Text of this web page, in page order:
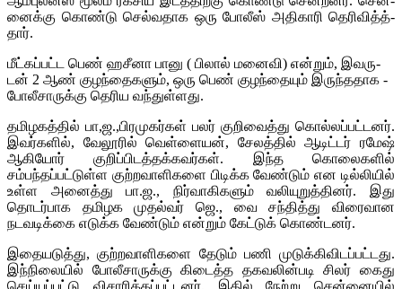
னைக்­கு ­கொண்­டு ­செல்­வ­தா­க ­ஒ­ரு ­போ­லீ­ஸ் ­அ­தி­கா­ரி ­தெ­­ரி­வித்த்­
தார்.
மீட்­கப்­­பட்­ட ­பெண் ­ஹ­சீ­னா ­பா­னு ( பி­லால் ­ம­னை­வி) ­என்­றும், இ­வ­ரு­
டன் 2 ஆண் ­கு­­ழந்­தை­க­ளும், ஒ­ரு ­பெண் ­கு­ழந்­தை­யும் ­இ­ருந்­­ததா­க ­
போ­லீ­சா­ருக்­கு ­தெ­ரி­ய ­வந்­துள்­ள­து.
தமிழகத்தில் பா,ஜ.,பிரமுகர்கள் பலர் குறிவைத்து கொல்லப்பட்டனர்.
இவர்களில், வேலூரில் வெள்ளையன், சேலத்தில் ஆடிட்டர் ரமேஷ்
ஆகியோர் குறிப்பிடத்தக்கவர்கள். இந்த கொலைகளில்
சம்பந்தப்பட்டுள்ள குற்றவாளிகளை பிடிக்க வேண்டும் என டில்லியில்
உள்ள அனைத்து பா.ஜ., நிர்வாகிகளும் வலியுறுத்தினர். இது
தொடர்பாக தமிழக முதல்வர் ஜெ., வை சந்தித்து விரைவான
நடவடிக்கை எடுக்க வேண்டும் என்றும் கேட்டுக் கொண்டனர்.
இதையடுத்து, குற்றவாளிகளை தேடும் பணி முடுக்கிவிடப்பட்டது.
இந்நிலையில் போலீசாருக்கு கிடைத்த தகவலின்படி சிலர் கைது
செய்யப்பட்டு விசாரிக்கப்பட்டனர். இதில் நேற்று சென்னையில்